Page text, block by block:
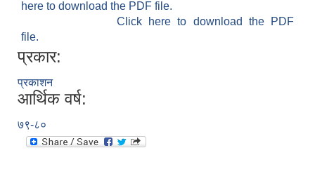
here to download the PDF file.
Click here to download the PDF
file.
प्रकार:
प्रकाशन
आर्थिक वर्ष:
७९-८०